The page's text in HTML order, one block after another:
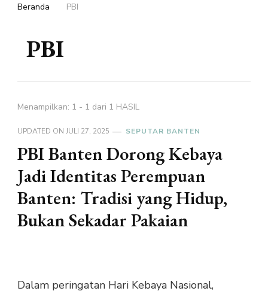
Beranda PBI
PBI
Menampilkan: 1 - 1 dari 1 HASIL
UPDATED ON JULI 27, 2025 SEPUTAR BANTEN
PBI Banten Dorong Kebaya
Jadi Identitas Perempuan
Banten: Tradisi yang Hidup,
Bukan Sekadar Pakaian
Dalam peringatan Hari Kebaya Nasional,